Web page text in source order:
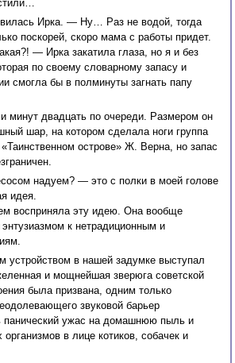
Ирка. — Ну… Раз не водой, тогда
поскорей, скоро мама с работы придет.
— Ирка закатила глаза, но я и без
по своему словарному запасу и
смогла бы в полминуты загнать папу
минут двадцать по очереди. Размером он
шар, на котором сделала ноги группа
острове» Ж. Верна, но запас
надуем? — это с полки в моей голове
идея.
восприняла эту идею. Она вообще
к нетрадиционным и
устройством в нашей задумке выступал
и мощнейшая зверюга советской
была призвана, одним только
звуковой барьер
панический ужас на домашнюю пыль и
в лице котиков, собачек и